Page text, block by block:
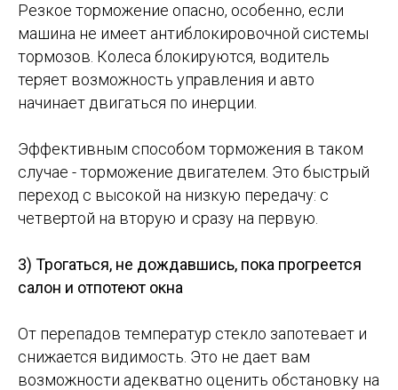
Резкое торможение опасно, особенно, если
машина не имеет антиблокировочной системы
тормозов. Колеса блокируются, водитель
теряет возможность управления и авто
начинает двигаться по инерции.
Эффективным способом торможения в таком
случае - торможение двигателем. Это быстрый
переход с высокой на низкую передачу: с
четвертой на вторую и сразу на первую.
3) Трогаться, не дождавшись, пока прогреется
салон и отпотеют окна
От перепадов температур стекло запотевает и
снижается видимость. Это не дает вам
возможности адекватно оценить обстановку на